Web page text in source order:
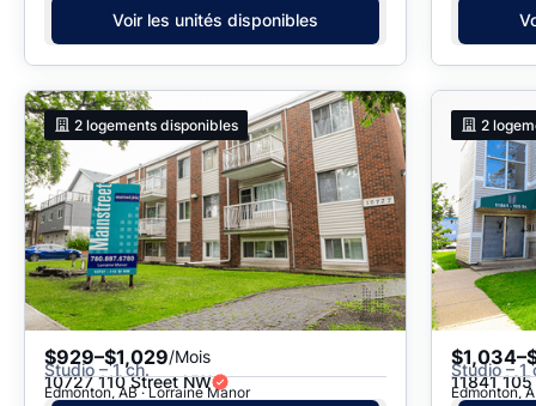
Voir les unités disponibles
2 logements disponibles
$929–$1,029/Mois
Studio – 1 ch.
10727 110 Street NW
Edmonton, AB · Lorraine Manor
2
Studio – 1
11841
Edmonton,